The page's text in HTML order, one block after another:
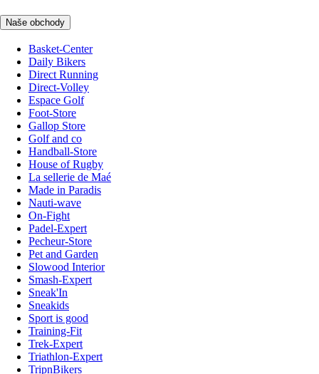
Naše obchody
Basket-Center
Daily Bikers
Direct Running
Direct-Volley
Espace Golf
Foot-Store
Gallop Store
Golf and co
Handball-Store
House of Rugby
La sellerie de Maé
Made in Paradis
Nauti-wave
On-Fight
Padel-Expert
Pecheur-Store
Pet and Garden
Slowood Interior
Smash-Expert
Sneak'In
Sneakids
Sport is good
Training-Fit
Trek-Expert
Triathlon-Expert
TripnBikers